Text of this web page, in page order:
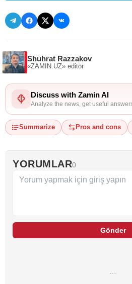
Shuhrat Razzakov
«ZAMIN.UZ» editör
Discuss with Zamin AI
Analyze the news, get useful
Summarize Pros and cons
YORUMLAR0
Gönder
…